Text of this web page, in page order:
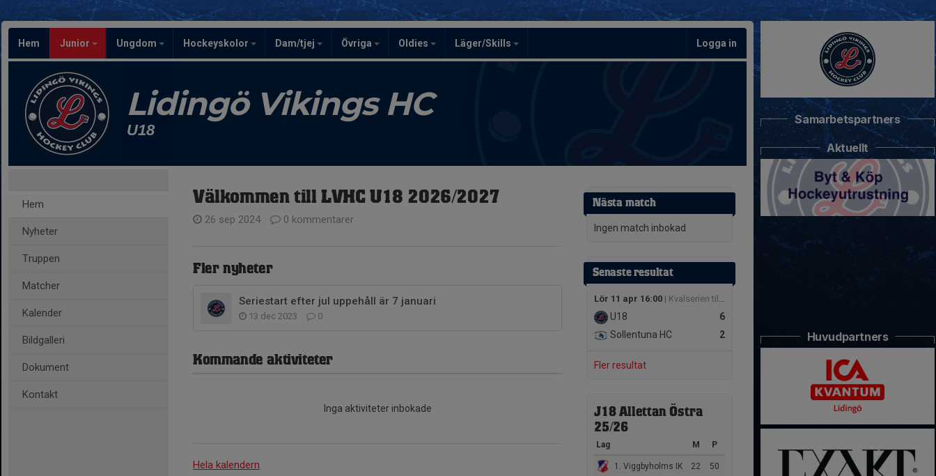
Hem Junior Ungdom Hockeyskolor Dam/tjej Övriga Oldies Läger/Skills Logga in
Lidingö Vikings HC
U18
Hem
Nyheter
Truppen
Matcher
Kalender
Bildgalleri
Dokument
Kontakt
Nästa match
Ingen match inbokad
Senaste resultat
Lör 11 apr 16:00 | Kvalserien till U18 Herr Regional
6
U18
2
Sollentuna HC
Fler resultat
J18 Allettan Östra
25/26
Lag M P
1. Viggbyholms IK 22 50
Välkommen till LVHC U18 2026/2027
26 sep 2024 0 kommentarer
Fler nyheter
Seriestart efter jul uppehåll är 7 januari
13 dec 2023 0
Kommande aktiviteter
Inga aktiviteter inbokade
Hela kalendern
Samarbetspartners
Aktuellt
Huvudpartners